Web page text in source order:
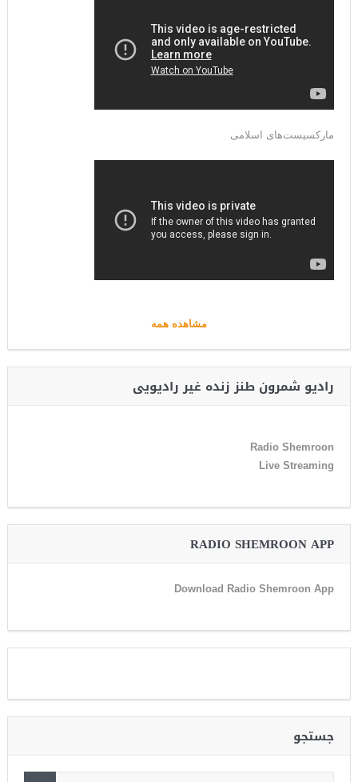
مارکسیست‌های اسلامی
مشاهده همه
رادیو شمرون طنز زنده غیر رادیویی
Radio Shemroon
Live Streaming
RADIO SHEMROON APP
Download Radio Shemroon App
جستجو